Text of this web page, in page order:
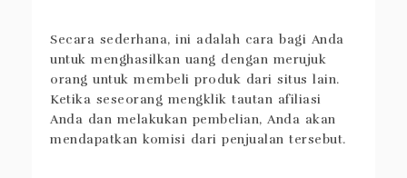
Secara sederhana, ini adalah cara bagi Anda
untuk menghasilkan uang dengan merujuk
orang untuk membeli produk dari situs lain.
Ketika seseorang mengklik tautan afiliasi
Anda dan melakukan pembelian, Anda akan
mendapatkan komisi dari penjualan tersebut.